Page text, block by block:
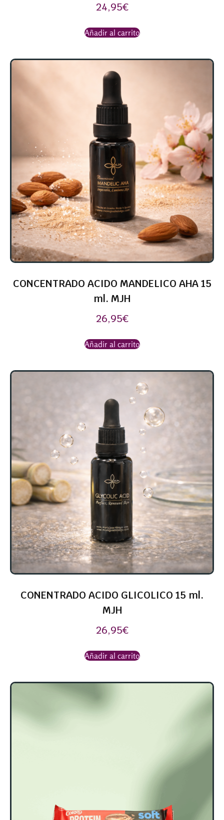
24,95€
Añadir al carrito
CONCENTRADO ACIDO MANDELICO AHA 15
ml. MJH
26,95€
Añadir al carrito
CONENTRADO ACIDO GLICOLICO 15 ml.
MJH
26,95€
Añadir al carrito